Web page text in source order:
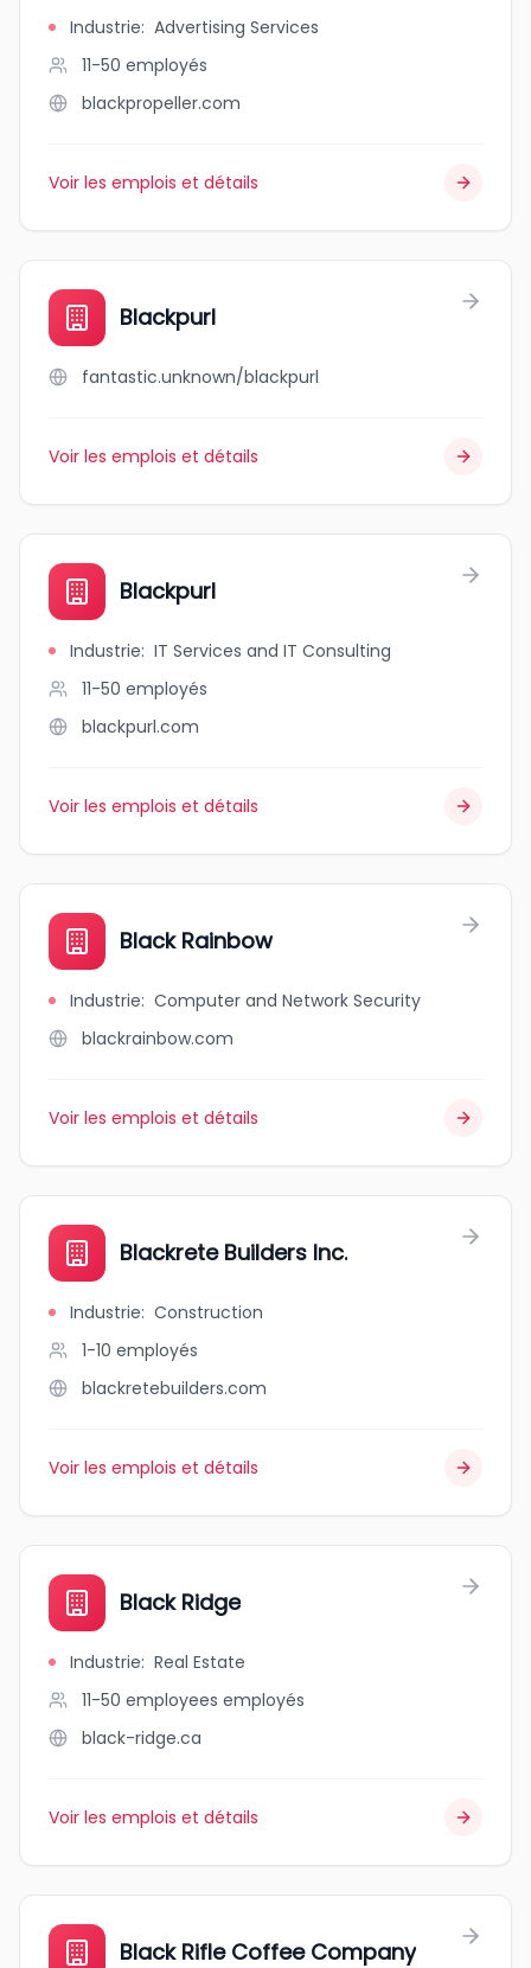
Industrie: Advertising Services
11-50 employés
blackpropeller.com
Voir les emplois et détails
Blackpurl
fantastic.unknown/blackpurl
Voir les emplois et détails
Blackpurl
Industrie: IT Services and IT Consulting
11-50 employés
blackpurl.com
Voir les emplois et détails
Black Rainbow
Industrie: Computer and Network Security
blackrainbow.com
Voir les emplois et détails
Blackrete Builders Inc.
Industrie: Construction
1-10 employés
blackretebuilders.com
Voir les emplois et détails
Black Ridge
Industrie: Real Estate
11-50 employees employés
black-ridge.ca
Voir les emplois et détails
Black Rifle Coffee Company